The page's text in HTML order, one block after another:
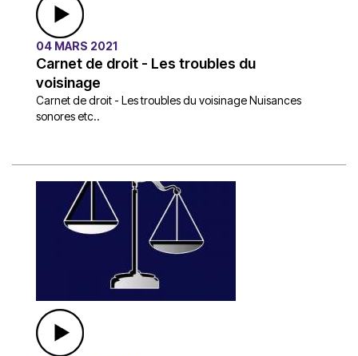
04 MARS 2021
Carnet de droit - Les troubles du
voisinage
Carnet de droit - Les troubles du voisinage Nuisances
sonores etc..